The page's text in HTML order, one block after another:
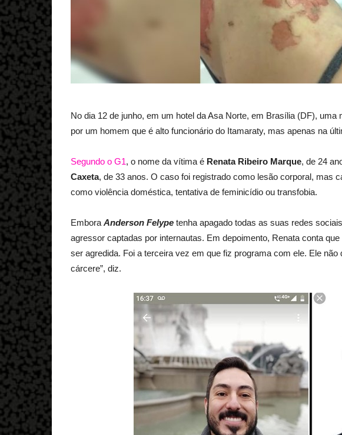
No dia 12 de junho, em um hotel da Asa Norte, em Brasília (DF),
por um homem que é alto funcionário do Itamaraty, mas apenas na
Segundo o G1, o nome da vítima é Renata Ribeiro Marque, de 24
Caxeta, de 33 anos. O caso foi registrado como lesão corporal, mas
como violência doméstica, tentativa de feminicídio ou transfobia.
Embora Anderson Felypetenha apagado todas as suas redes
agressor captadas por internautas. Em depoimento, Renata conta
ser agredida. Foi a terceira vez em que fiz programa com ele. Ele
cárcere”, diz.